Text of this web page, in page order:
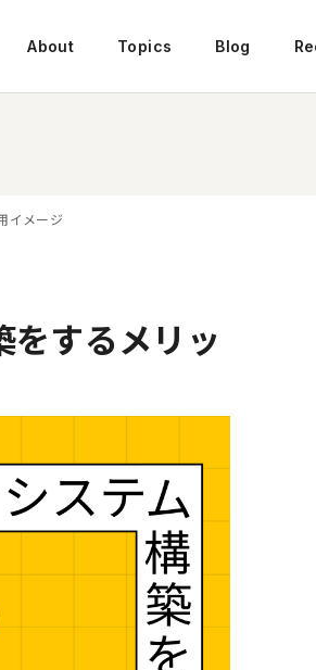
About Topics Blog
イメージ
をするメリッ